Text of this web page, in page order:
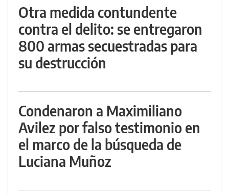
Otra medida contundente
contra el delito: se entregaron
800 armas secuestradas para
su destrucción
Condenaron a Maximiliano
Avilez por falso testimonio en
el marco de la búsqueda de
Luciana Muñoz